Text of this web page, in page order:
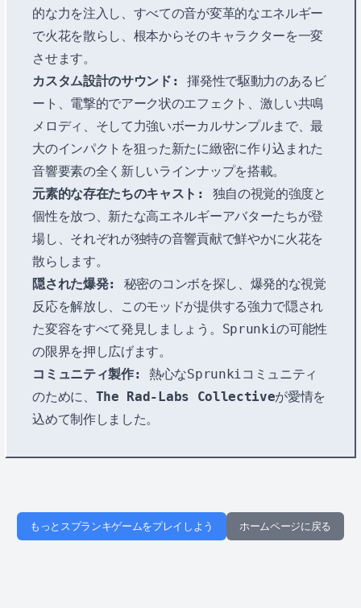
的な力を注入し、すべての音が変革的なエネルギー
で火花を散らし、根本からそのキャラクターを一変
させます。
カスタム設計のサウンド:
揮発性で駆動力のあるビ
ート、電撃的でアーク状のエフェクト、激しい共鳴
メロディ、そして力強いボーカルサンプルまで、最
大のインパクトを狙った新たに緻密に作り込まれた
音響要素の全く新しいラインナップを搭載。
元素的な存在たちのキャスト:
独自の視覚的強度と
個性を放つ、新たな高エネルギーアバターたちが登
場し、それぞれが独特の音響貢献で鮮やかに火花を
散らします。
隠された爆発:
秘密のコンボを探し、爆発的な視覚
反応を解放し、このモッドが提供する強力で隠され
た変容をすべて発見しましょう。Sprunkiの可能性
の限界を押し広げます。
コミュニティ製作:
熱心なSprunkiコミュニティ
のために、 The Rad-Labs Collectiveが愛情を
込めて制作しました。
もっとスプランキゲームをプレイしよう ホームページに戻る